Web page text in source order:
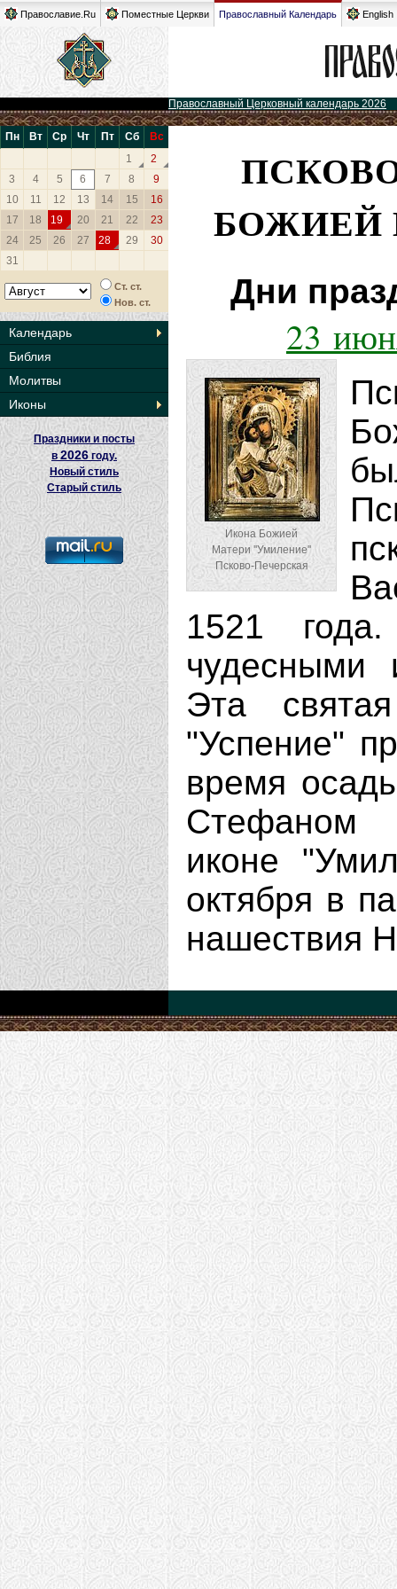
Православие.Ru Поместные Церкви Православный Календарь English
Православный Церковный календарь 2026
Пн Вт Ср Чт Пт Сб
Вс
1
2
3
4 5 6 7 8
9
10
11 12 13 14 15
16
17
18 19 20 21 22
23
24
25 26 27 28 29
30
31
Ст. ст.
Нов. ст.
Календарь
Библия
Молитвы
Иконы
Праздники и посты
в 2026 году.
Новый стиль
Старый стиль
БОЖИЕЙ
Дни
23
Икона Божией
Матери ''Умиление''
Псково-Печерская
1521
чудесными
Эта
"Успение"
время
Стефаном
иконе
октября в
нашествия